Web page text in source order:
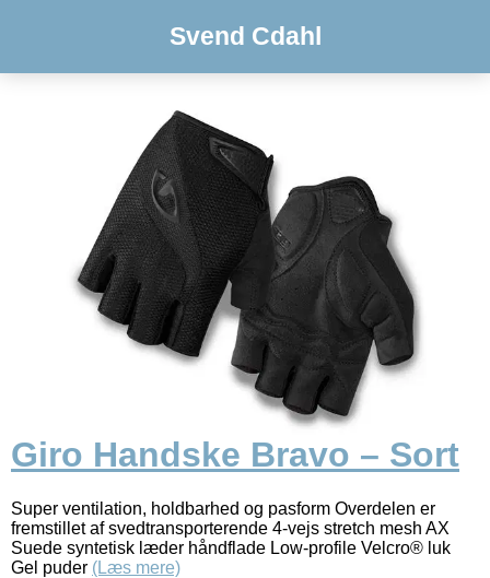
Svend Cdahl
Giro Handske Bravo – Sort
Super ventilation, holdbarhed og pasform Overdelen er
fremstillet af svedtransporterende 4-vejs stretch mesh AX
Suede syntetisk læder håndflade Low-profile Velcro® luk
Gel puder (Læs mere)